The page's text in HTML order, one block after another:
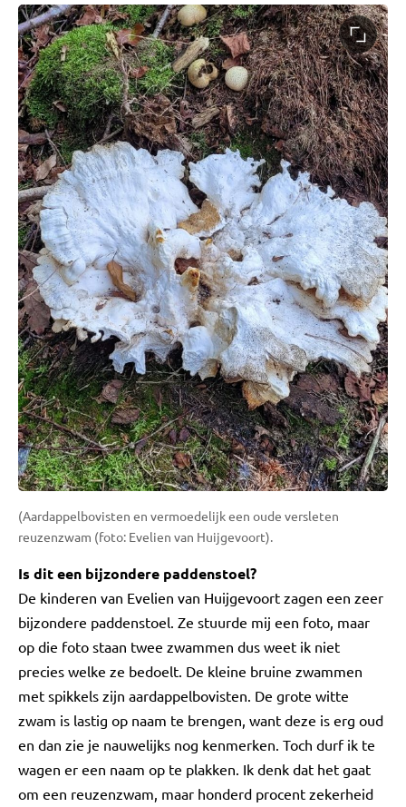
(Aardappelbovisten en vermoedelijk een oude versleten
reuzenzwam (foto: Evelien van Huijgevoort).
Is dit een bijzondere paddenstoel?
De kinderen van Evelien van Huijgevoort zagen een zeer
bijzondere paddenstoel. Ze stuurde mij een foto, maar
op die foto staan twee zwammen dus weet ik niet
precies welke ze bedoelt. De kleine bruine zwammen
met spikkels zijn aardappelbovisten. De grote witte
zwam is lastig op naam te brengen, want deze is erg oud
en dan zie je nauwelijks nog kenmerken. Toch durf ik te
wagen er een naam op te plakken. Ik denk dat het gaat
om een reuzenzwam, maar honderd procent zekerheid